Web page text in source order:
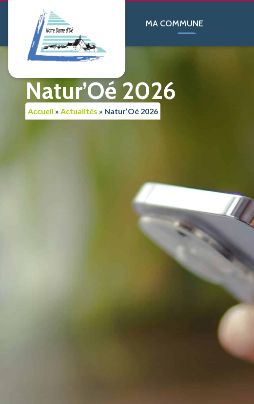
MA COMMUNE
Natur’Oé 2026
Accueil » Actualités » Natur’Oé 2026